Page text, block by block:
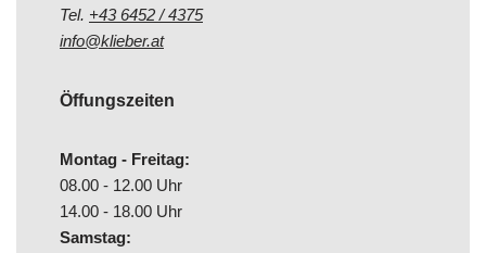
Tel. +43 6452 / 4375
info@klieber.at
Öffungszeiten
Montag - Freitag:
08.00 - 12.00 Uhr
14.00 - 18.00 Uhr
Samstag: